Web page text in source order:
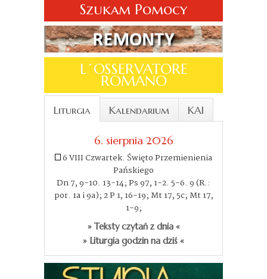
Szukam Pomocy
L´OSSERVATORE
ROMANO
Liturgia Kalendarium KAI
6. sierpnia 2026
6 VIII Czwartek. Święto Przemienienia
Pańskiego
Dn 7, 9-10. 13-14; Ps 97, 1-2. 5-6. 9 (R.:
por. 1a i 9a); 2 P 1, 16-19; Mt 17, 5c; Mt 17,
1-9;
» Teksty czytań z dnia «
» Liturgia godzin na dziś «